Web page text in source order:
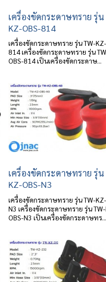
เครื่องขัดกระดาษทราย รุ่น
KZ-OBS-814
เครื่องขัดกระดาษทราย รุ่น TW-
814 เครื่องขัดกระดาษทราย รุ่น
OBS-814 เป็นเครื่องขัดกระดาษ...
เครื่องขัดกระดาษทราย รุ่น
KZ-OBS-N3
เครื่องขัดกระดาษทราย รุ่น TW-
N3 เครื่องขัดกระดาษทราย รุ่น
OBS-N3 เป็นเครื่องขัดกระดาษทร...